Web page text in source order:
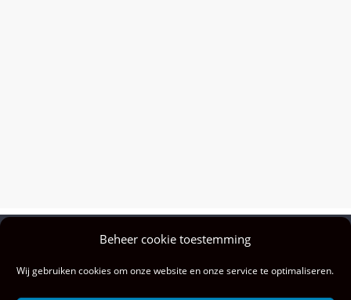
Beheer cookie toestemming
Wij gebruiken cookies om onze website en onze service te optimaliseren.